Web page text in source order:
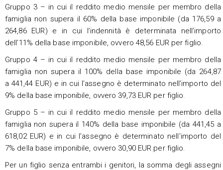
Gruppo 3 – in cui il reddito medio mensile per membro della
famiglia non supera il 60% della base imponibile (da 176,59 a
264,86 EUR) e in cui l’indennità è determinata nell’importo
dell’11% della base imponibile, ovvero 48,56 EUR per figlio.
Gruppo 4 – in cui il reddito medio mensile per membro della
famiglia non supera il 100% della base imponibile (da 264,87
a 441,44 EUR) e in cui l’assegno è determinato nell’importo del
9% della base imponibile, ovvero 39,73 EUR per figlio.
Gruppo 5 – in cui il reddito medio mensile per membro della
famiglia non supera il 140% della base imponibile (da 441,45 a
618,02 EUR) e in cui l’assegno è determinato nell’importo del
7% della base imponibile, ovvero 30,90 EUR per figlio.
Per un figlio senza entrambi i genitori, la somma degli assegni